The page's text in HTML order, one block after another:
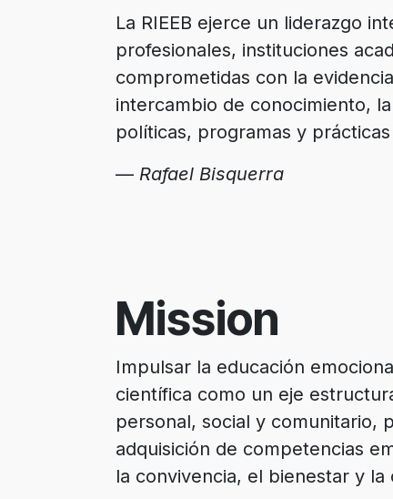
La RIEEB ejerce un liderazgo
profesionales, instituciones
comprometidas con la
intercambio de conocimiento,
políticas, programas y
— Rafael Bisquerra
Mission
Impulsar la educación
científica como un eje
personal, social y comunitario,
adquisición de competencias
la convivencia, el bienestar y la